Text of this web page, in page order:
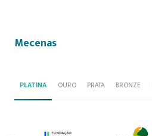
Mecenas
PLATINA OURO PRATA BRONZE